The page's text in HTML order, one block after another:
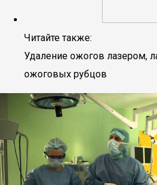
Читайте также:
Удаление ожогов лазером,
ожоговых рубцов